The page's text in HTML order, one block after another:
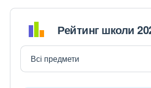
Рейтинг школи